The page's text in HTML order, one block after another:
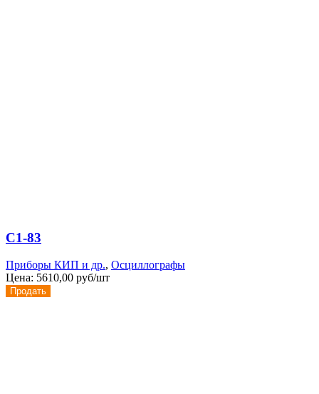
С1-83
Приборы КИП и др., Осциллографы
Цена: 5610,00 руб/шт
Продать